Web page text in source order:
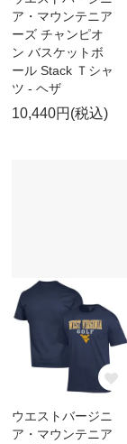
ア・マウンテニア
ーズ チャンピオ
ン バスケットボ
ール Stack Ｔシャ
ツ - ヘザ
10,440円(税込)
ウエストバージニ
ア・マウンテニア